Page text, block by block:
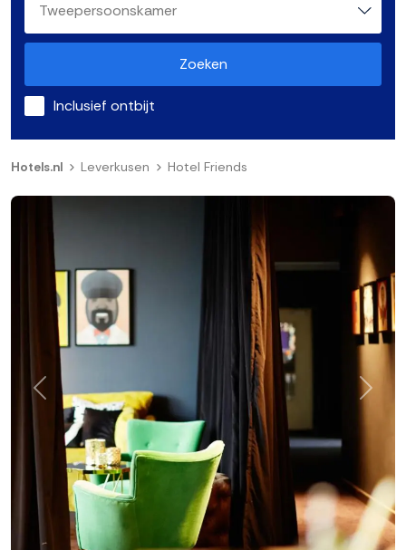
Zoeken
Inclusief ontbijt
Hotels.nl Leverkusen Hotel Friends